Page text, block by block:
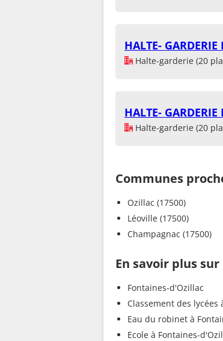
HALTE-
Halte-garderie (20
HALTE-
Halte-garderie (20
Communes
Ozillac (17500)
Léoville (17500)
Champagnac (17500)
En savoir plus
Fontaines-d'Ozillac
Classement des lycées
Eau du robinet à
Ecole à Fontaines-